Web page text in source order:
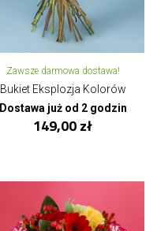
Zawsze darmowa dostawa!
Bukiet Eksplozja Kolorów
Dostawa już od 2 godzin
149,00 zł